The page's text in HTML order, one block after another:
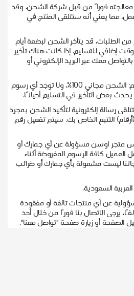
فوراً من قبل شركة الشحن، وقد
من 4-5 أيام عمل، مما يعني أنه ستتلقى المنتج في
من الطلبات، قد يتأخر الشحن لبضعة أيام
إضافي للتسليم. إذا كانت هناك تأخير
معك عبر البريد الإلكتروني أو
أسعار الشحن وتقديرات التسليم: الشحن مجاني 100%، ولا توجد أي رسوم
بعض التأخير في التسليم أحيانًا.
رسالة إلكترونية لتأكيد الشحن بمجرد
التتبع الخاص بك. سيتم تفعيل رقم
متجر اوسن مسؤولة عن أي جمارك أو
كافة الرسوم المفروضة أثناء
ليست مشمولة بأي جمارك أو ضرائب
السعودية.
عن أي منتجات تالفة أو مفقودة
يرجى الاتصال بنا فورًا من خلال أحد
الصفحة أو زيارة صفحة "تواصل معنا".